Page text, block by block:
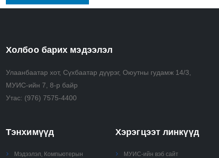
• Implement HTTPS protocols in web applications
XSS, CSRF etc.
• Implement OAuth mechanism to web applications
Холбоо барих мэдээлэл
Улаанбаатар хот, Сүхбаатар дүүрэг, Оюутны гудамж 14/3,
МУИС-ийн 7, 8-р байр
Утас: (976) 7575-4400
Тэнхимүүд
Мэдээлэл, Компьютерын
Хэрэгцээт линкүүд
МУИС-ийн вэб сайт